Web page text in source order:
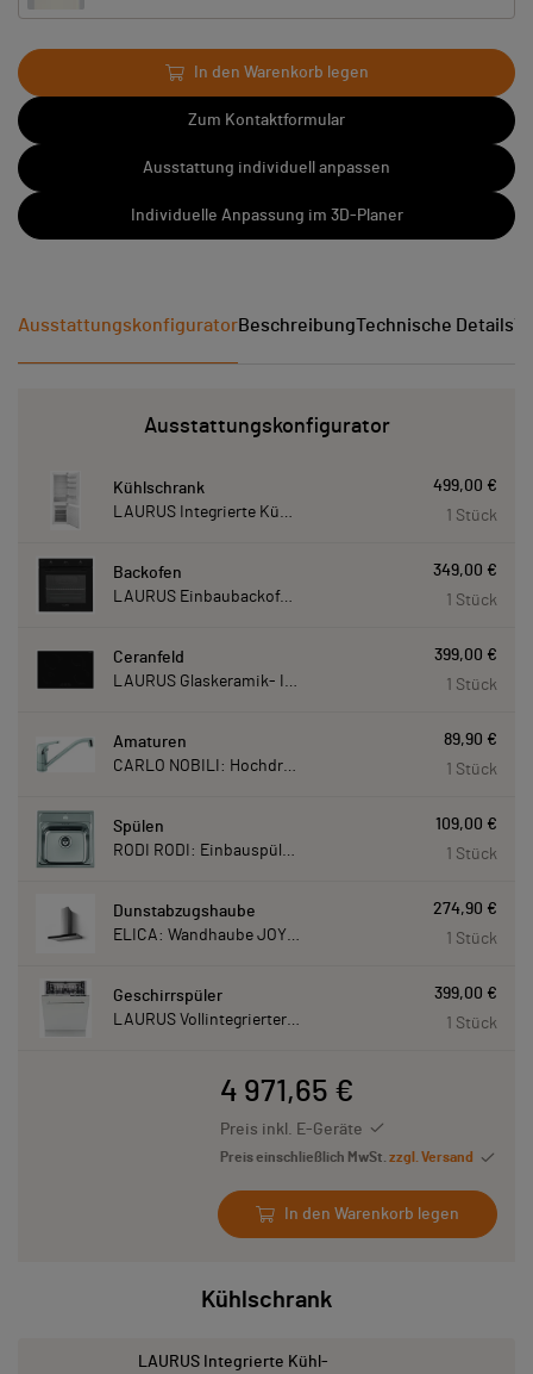
In den Warenkorb legen
Zum Kontaktformular
Ausstattung individuell anpassen
Individuelle Anpassung im 3D-Planer
AusstattungskonfiguratorBeschreibungTechnische Details
Kühlschrank
LAURUS Integrierte Kühl-
Ausstattungskonfigurator
Kühlschrank
LAURUS Integrierte Kühl- Gefrierkombination LKG178E LKG178E
499,00 €
1 Stück
Backofen
LAURUS Einbaubackofen LEB10BK mit Hydrolyse LEB10BK
349,00 €
1 Stück
Ceranfeld
LAURUS Glaskeramik- Induktionskochfeld LIA780, autark LIA780
399,00 €
1 Stück
Amaturen
CARLO NOBILI: Hochdruck- Einhebelmischbatterie Blue, Mischbatterie verchromt 17770
89,90 €
1 Stück
Spülen
RODI RODI: Einbauspüle New Manaus, Edelstahl 87207
109,00 €
1 Stück
Dunstabzugshaube
ELICA: Wandhaube JOYE 90-A,900 mm breit Edelstahl JOYE90A
274,90 €
1 Stück
Geschirrspüler
LAURUS Vollintegrierter Geschirrspüler LSV60-4, 4 Programme, 815 mm hoch LSV604
399,00 €
1 Stück
4 971,65 €
Preis inkl. E-Geräte
Preis einschließlich MwSt. zzgl. Versand
In den Warenkorb legen